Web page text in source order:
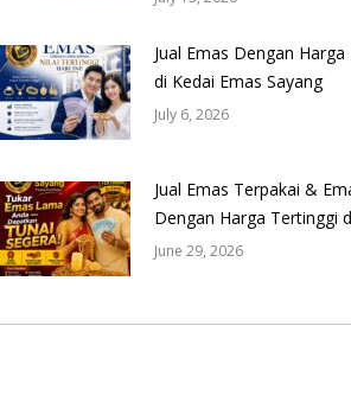
Jual Emas Dengan
di Kedai Emas Sayang
July 6, 2026
Jual Emas Terpakai &
Dengan Harga Tertinggi
June 29, 2026